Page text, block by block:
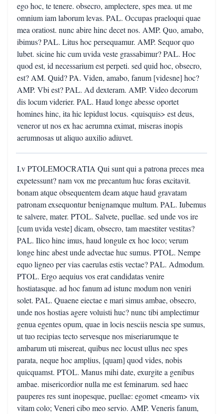
ego hoc, te tenere. obsecro, amplectere, spes mea. ut me
omnium iam laborum levas. PAL. Occupas praeloqui quae
mea oratiost. nunc abire hinc decet nos. AMP. Quo, amabo,
ibimus? PAL. Litus hoc persequamur. AMP. Sequor quo
lubet. sicine hic cum uvida veste grassabimur? PAL. Hoc
quod est, id necessarium est perpeti. sed quid hoc, obsecro,
est? AM. Quid? PA. Viden, amabo, fanum [videsne] hoc?
AMP. Vbi est? PAL. Ad dexteram. AMP. Video decorum
dis locum viderier. PAL. Haud longe abesse oportet
homines hinc, ita hic lepidust locus. <quisquis> est deus,
veneror ut nos ex hac aerumna eximat, miseras inopis
aerumnosas ut aliquo auxilio adiuvet.
I.v PTOLEMOCRATIA Qui sunt qui a patrona preces mea
expetessunt? nam vox me precantum huc foras excitavit.
bonam atque obsequentem deam atque haud gravatam
patronam exsequontur benignamque multum. PAL. Iubemus
te salvere, mater. PTOL. Salvete, puellae. sed unde vos ire
[cum uvida veste] dicam, obsecro, tam maestiter vestitas?
PAL. Ilico hinc imus, haud longule ex hoc loco; verum
longe hinc abest unde advectae huc sumus. PTOL. Nempe
equo ligneo per vias caerulas estis vectae? PAL. Admodum.
PTOL. Ergo aequius vos erat candidatas venire
hostiatasque. ad hoc fanum ad istunc modum non veniri
solet. PAL. Quaene eiectae e mari simus ambae, obsecro,
unde nos hostias agere voluisti huc? nunc tibi amplectimur
genua egentes opum, quae in locis nesciis nescia spe sumus,
ut tuo recipias tecto servesque nos miseriarumque te
ambarum uti misereat, quibus nec locust ullus nec spes
parata, neque hoc amplius, [quam] quod vides, nobis
quicquamst. PTOL. Manus mihi date, exurgite a genibus
ambae. misericordior nulla me est feminarum. sed haec
pauperes res sunt inopesque, puellae: egomet <meam> vix
vitam colo; Veneri cibo meo servio. AMP. Veneris fanum,